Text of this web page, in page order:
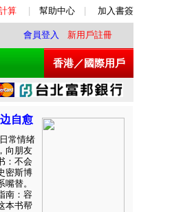
算 幫助中心 加入書簽
會員登入 新用戶註冊
香港／國際用戶
自愈
日常情绪
向朋友
：不会
密斯博
替。
南：容
本书帮